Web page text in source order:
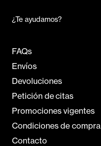
¿Te ayudamos?
FAQs
Envíos
Devoluciones
Petición de citas
Promociones vigentes
Condiciones de compra
Contacto